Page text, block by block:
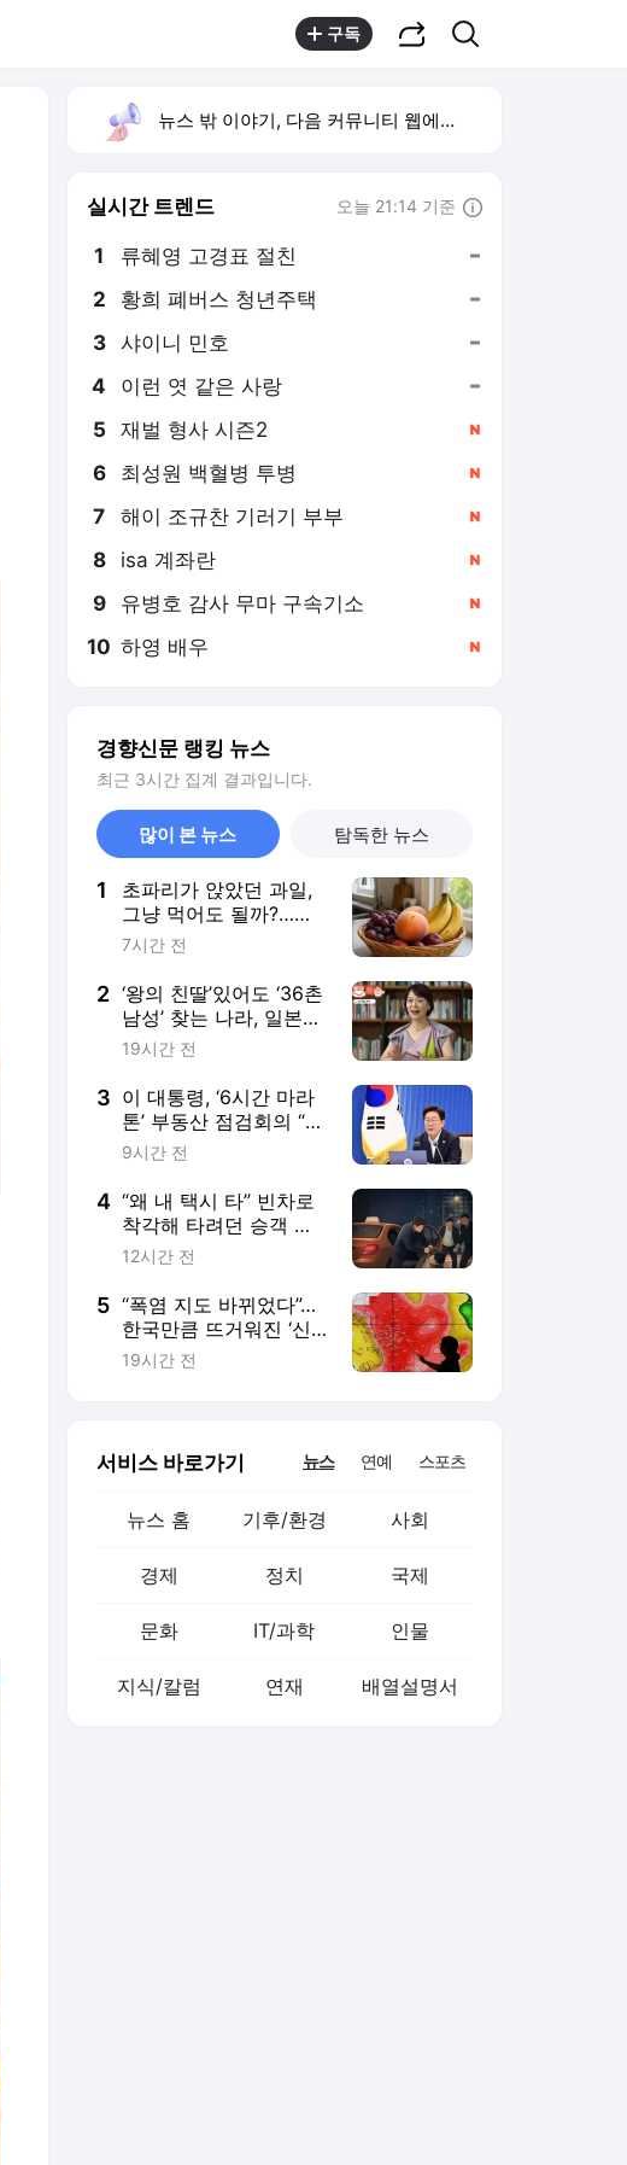
구독
뉴스 밖 이야기, 다음 커뮤니티 웹에서 보기
실시간 트렌드 오늘 21:14 기준
1 류혜영 고경표 절친
2 황희 폐버스 청년주택
3 샤이니 민호
4 이런 엿 같은 사랑
5 재벌 형사 시즌2
6 최성원 백혈병 투병
7 해이 조규찬 기러기 부부
8 isa 계좌란
9 유병호 감사 무마 구속기소
10 하영 배우
경향신문 랭킹 뉴스
최근 3시간 집계 결과입니다.
많이 본 뉴스 탐독한 뉴스
1
초파리가 앉았던 과일,
그냥 먹어도 될까?…여
름철 꼭 알아야 할 식품
7시간 전
2 ‘왕의 친딸’있어도 ‘36촌
남성’ 찾는 나라, 일본은
왜 그럴까[플랫한 티타
19시간 전
3 이 대통령, ‘6시간 마라
톤’ 부동산 점검회의 “전
폭적 공급 확대…기존
아야”
9시간 전
4 “왜 내 택시 타” 빈차로
착각해 타려던 승객 폭
행 30대 징역형
12시간 전
5 “폭염 지도 바뀌었다”…
한국만큼 뜨거워진 ‘신
흥 불지옥’ 국가들
19시간 전
서비스 바로가기 뉴스 연예 스포츠
뉴스 홈 기후/환경 사회
경제 정치 국제
문화 IT/과학 인물
지식/칼럼 연재 배열설명서